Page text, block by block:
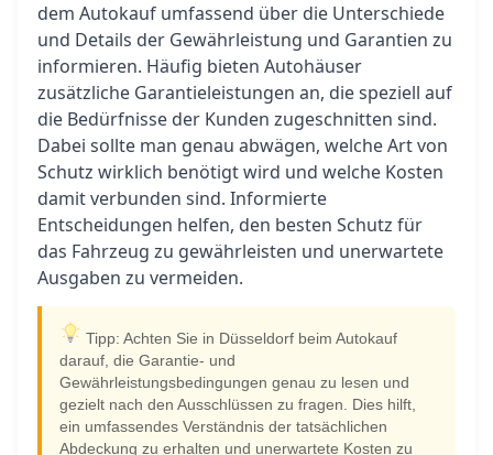
dem Autokauf umfassend über die Unterschiede
und Details der Gewährleistung und Garantien zu
informieren. Häufig bieten Autohäuser
zusätzliche Garantieleistungen an, die speziell auf
die Bedürfnisse der Kunden zugeschnitten sind.
Dabei sollte man genau abwägen, welche Art von
Schutz wirklich benötigt wird und welche Kosten
damit verbunden sind. Informierte
Entscheidungen helfen, den besten Schutz für
das Fahrzeug zu gewährleisten und unerwartete
Ausgaben zu vermeiden.
Tipp: Achten Sie in Düsseldorf beim Autokauf
darauf, die Garantie- und
Gewährleistungsbedingungen genau zu lesen und
gezielt nach den Ausschlüssen zu fragen. Dies hilft,
ein umfassendes Verständnis der tatsächlichen
Abdeckung zu erhalten und unerwartete Kosten zu